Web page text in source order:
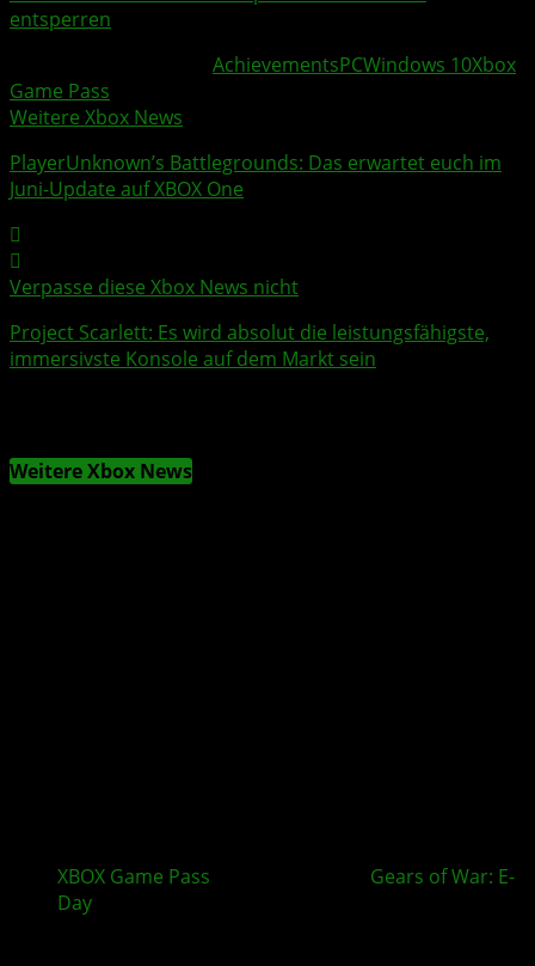
entsperren
AchievementsPCWindows 10Xbox
Game Pass
Weitere Xbox News
PlayerUnknown’s Battlegrounds: Das erwartet euch im
Juni-Update aufXBOX One
Verpasse diese Xbox News nicht
Project Scarlett: Es wird absolut die leistungsfähigste,
immersivste Konsole auf dem Markt sein
Weitere Xbox News
XBOX Game Pass
Gears of War: E-
Day